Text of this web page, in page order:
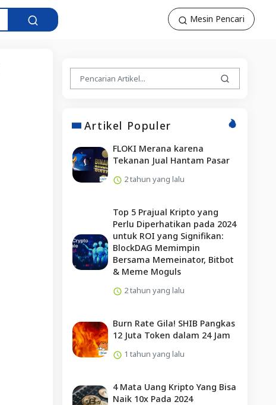
Mesin Pencari
Artikel Populer
FLOKI Merana karena
Tekanan Jual Hantam Pasar
2 tahun yang lalu
Top 5 Prajual Kripto yang
Perlu Diperhatikan pada 2024
untuk ROI yang Signifikan:
BlockDAG Memimpin
Bersama Memeinator, Bitbot
& Meme Moguls
2 tahun yang lalu
Burn Rate Gila! SHIB Pangkas
12 Juta Token dalam 24 Jam
1 tahun yang lalu
4 Mata Uang Kripto Yang Bisa
Naik 10x Pada 2024